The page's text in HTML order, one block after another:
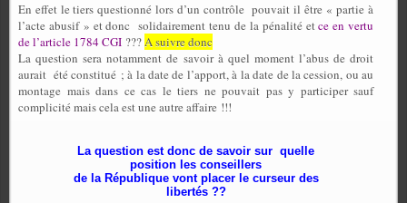
En effet le tiers questionné lors d’un contrôle pouvait il être « partie à
l’acte abusif » et donc solidairement tenu de la pénalité etce en vertu
de l’article 1784 CGI ???A suivre donc
La question sera notamment de savoir à quel moment l’abus de droit
aurait été constitué ; à la date de l’apport, à la date de la cession, ou au
montage mais dans ce cas le tiers ne pouvait pas y participer sauf
complicité mais cela est une autre affaire !!!
La question est donc de savoir sur quelle
position les conseillers
de la République vont placer le curseur des
libertés ??